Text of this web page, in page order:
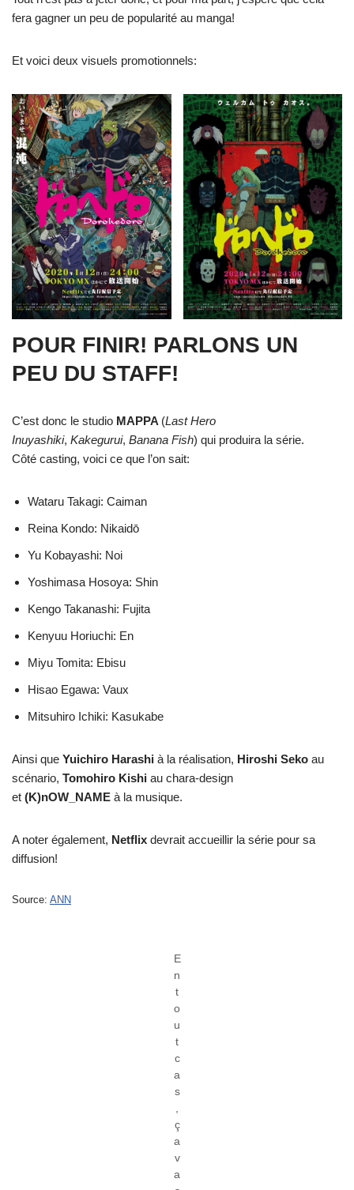
fera gagner un peu de popularité au manga!
Et voici deux visuels promotionnels:
POUR FINIR! PARLONS UN
PEU DU STAFF!
C’est donc le studio MAPPA (Last Hero
Inuyashiki, Kakegurui, Banana Fish) qui produira la série.
Côté casting, voici ce que l’on sait:
Wataru Takagi: Caiman
Reina Kondo: Nikaidō
Yu Kobayashi: Noi
Yoshimasa Hosoya: Shin
Kengo Takanashi: Fujita
Kenyuu Horiuchi: En
Miyu Tomita: Ebisu
Hisao Egawa: Vaux
Mitsuhiro Ichiki: Kasukabe
Ainsi que Yuichiro Harashi à la réalisation, Hiroshi Seko au
scénario, Tomohiro Kishi au chara-design
et (K)nOW_NAME à la musique.
A noter également, Netflix devrait accueillir la série pour sa
diffusion!
Source: ANN
E
n
t
o
u
t
c
a
s
ç
a
v
a